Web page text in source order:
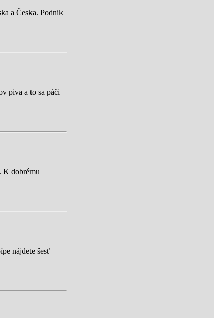
a Česka. Podnik
piva a to sa páči
K dobrému
nájdete šesť